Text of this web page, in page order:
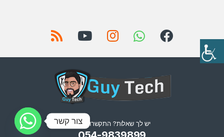
יש לך שאלות? התקשרו אלינו!צור קשר